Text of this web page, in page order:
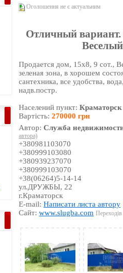
Оголошення не є актуальним
Отличный вариант.
Продается дом, 15х8, 9 сот.,
зеленая зона, в хорошем
сантехника, все удобства,
надв.постр.
Населений пункт:Краматорск
Вартість:270000 грн
Автор:Служба
автора)
+380981103070
+380999103080
+380939237070
+380999103070
+38(06264)5-14-14
ул.ДРУЖБЫ, 22
г.Краматорск
E-mail:Написати листа автору
Сайт:www.slugba.com